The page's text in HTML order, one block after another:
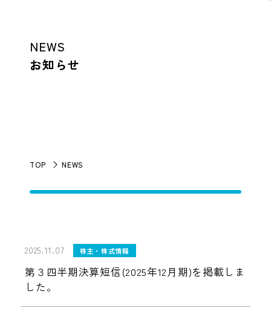
NEWS
お知らせ
TOP NEWS
2025.11.07 株主・株式情報
第３四半期決算短信(2025年12月期)を掲載しま
した。